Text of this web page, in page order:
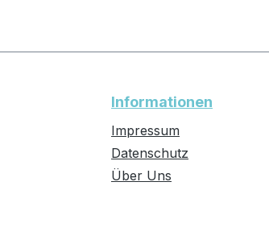
Informationen
Impressum
Datenschutz
Über Uns